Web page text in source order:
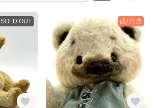
SOLD OUT 残り1点